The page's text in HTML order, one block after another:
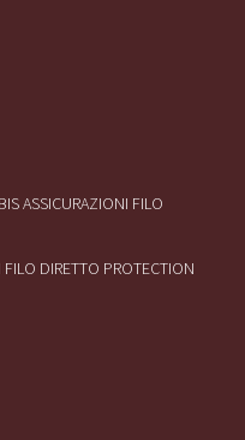
ASSICURAZIONI FILO
DIRETTO PROTECTION